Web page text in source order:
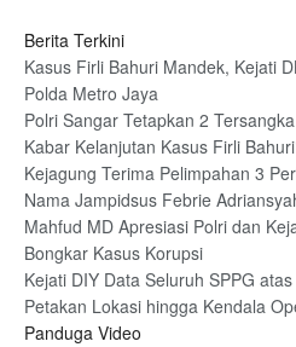
Berita Terkini
Kasus Firli Bahuri Mandek, Kejati
Polda Metro Jaya
Polri Sangar Tetapkan 2
Kabar Kelanjutan Kasus Firli
Kejagung Terima Pelimpahan 3
Nama Jampidsus Febrie
Mahfud MD Apresiasi Polri dan
Bongkar Kasus Korupsi
Kejati DIY Data Seluruh SPPG
Petakan Lokasi hingga Kendala
Panduga Video